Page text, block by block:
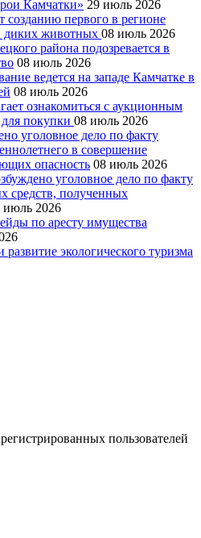
Камчатки» 29 июль 2026
созданию первого в регионе
диких животных 08 июль 2026
района подозревается в
08 июль 2026
ведется на западе Камчатке в
08 июль 2026
ознакомиться с аукционным
покупки 08 июль 2026
уголовное дело по факту
в совершение
опасность 08 июль 2026
уголовное дело по факту
средств, полученных
июль 2026
по аресту имущества
экологического туризма
пользователей